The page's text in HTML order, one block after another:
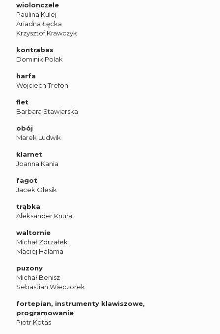
wiolonczele
Paulina Kulej
Ariadna Łęcka
Krzysztof Krawczyk
kontrabas
Dominik Polak
harfa
Wojciech Trefon
flet
Barbara Stawiarska
obój
Marek Ludwik
klarnet
Joanna Kania
fagot
Jacek Olesik
trąbka
Aleksander Knura
waltornie
Michał Zdrzałek
Maciej Halama
puzony
Michał Benisz
Sebastian Wieczorek
fortepian, instrumenty klawiszowe,
programowanie
Piotr Kotas